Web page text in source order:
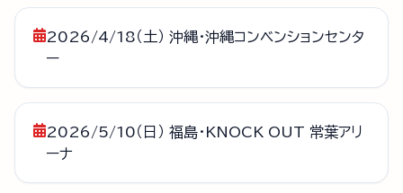
2026/4/18（土） 沖縄・沖縄コンベンションセンタ
ー
2026/5/10（日） 福島・KNOCK OUT 常葉アリ
ーナ